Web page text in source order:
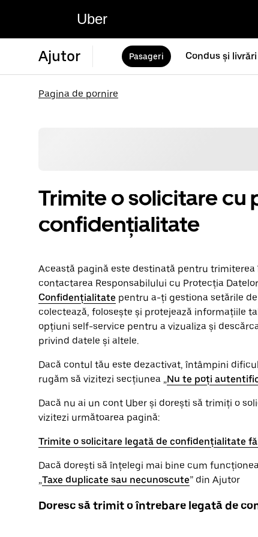
Uber
Ajutor Pasageri Condus și livrări
Pagina de pornire
Trimite o solicitare cu
confidențialitate
Această pagină este destinată pentru
contactarea Responsabilului cu Protecția
Confidențialitate pentru a-ți gestiona setările
colectează, folosește și protejează informațiile
opțiuni self-service pentru a vizualiza și
privind datele și altele.
Dacă contul tău este dezactivat, întâmpini
rugăm să vizitezi secțiunea „Nu te poți
Dacă nu ai un cont Uber și dorești să trimiți o
vizitezi următoarea pagină:
Trimite o solicitare legată de confidențialitate
Dacă dorești să înțelegi mai bine cum
„Taxe duplicate sau necunoscute” din Ajutor
Doresc să trimit o întrebare legată de